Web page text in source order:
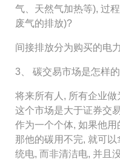
气、天然气加热等), 过
废气的排放)?
间接排放分为购买的电
3、 碳交易市场是怎样
将来所有人, 所有企业
这个市场是大于证券交
作为一个个体, 如果他
那他的碳用不完, 就可
统电, 而非清洁电, 并且